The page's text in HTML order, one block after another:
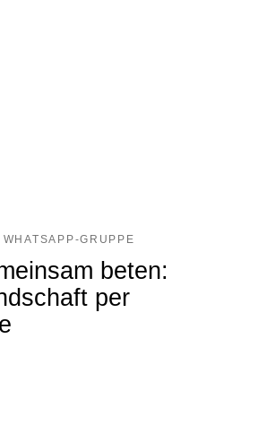
GRUPPE
beten:
per